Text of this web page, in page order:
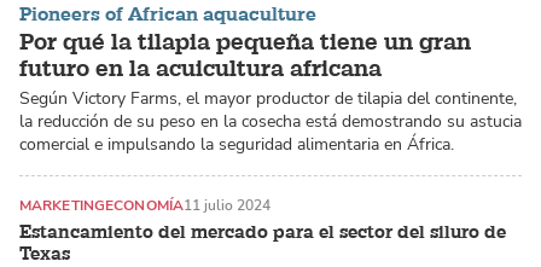
Pioneers of African aquaculture
Por qué la tilapia pequeña tiene un gran
futuro en la acuicultura africana
Según Victory Farms, el mayor productor de tilapia del continente,
la reducción de su peso en la cosecha está demostrando su astucia
comercial e impulsando la seguridad alimentaria en África.
Estancamiento del mercado para el sector del siluro de
Texas
MARKETINGECONOMÍA11 julio 2024